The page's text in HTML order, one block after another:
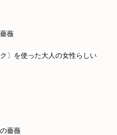
薇
〕を使った大人の女性らしい
薔薇